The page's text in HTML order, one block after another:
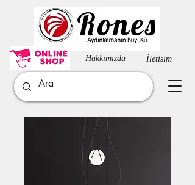
İletisim
Hakkımızda​